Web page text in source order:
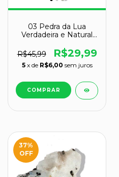
03 Pedra da Lua
Verdadeira e Natural
B
R$45,99 R$29,99
5 x de R$6,00 sem juros
37%
OFF